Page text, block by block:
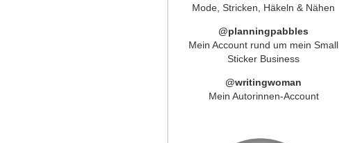
Mode, Stricken, Häkeln & Nähen
@planningpabbles
Mein Account rund um mein Small
Sticker Business
@writingwoman
Mein Autorinnen-Account